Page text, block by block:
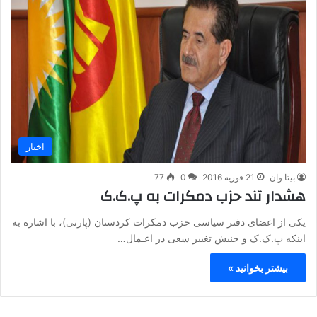
اخبار
بیتا وان 21 فوریه 2016 0
77
هشدار تند حزب دمکرات به‌ پ.ک.ک
یکی از اعضای دفتر سیاسی حزب دمکرات کردستان (پارتی)، با اشاره‌ به‌
اینکه‌ پ.ک.ک و جنبش تغییر سعی در اعـمال…
بیشتر بخوانید »